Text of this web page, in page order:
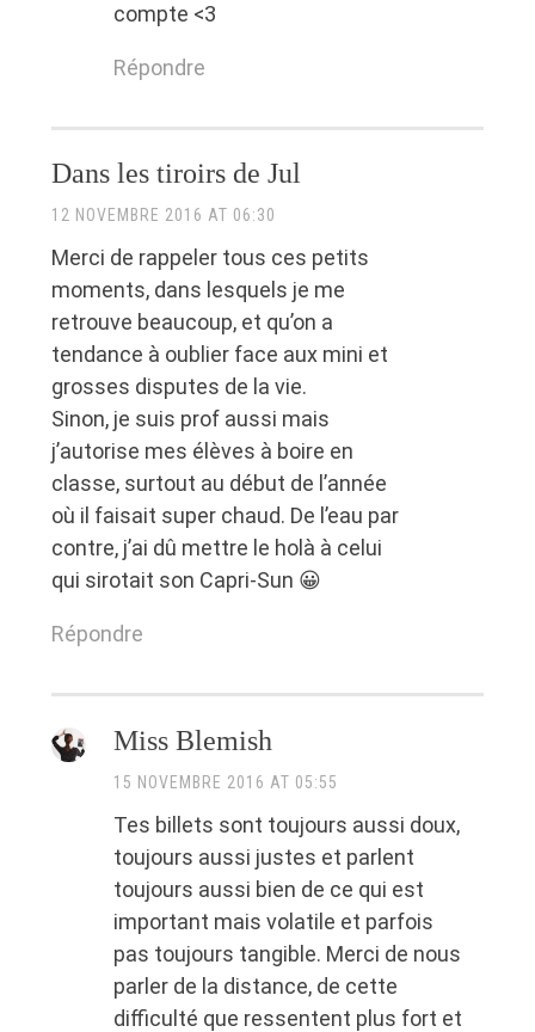
compte <3
Répondre
Dans les tiroirs de Jul
12 NOVEMBRE 2016 AT 06:30
Merci de rappeler tous ces petits
moments, dans lesquels je me
retrouve beaucoup, et qu’on a
tendance à oublier face aux mini et
grosses disputes de la vie.
Sinon, je suis prof aussi mais
j’autorise mes élèves à boire en
classe, surtout au début de l’année
où il faisait super chaud. De l’eau par
contre, j’ai dû mettre le holà à celui
qui sirotait son Capri-Sun 😀
Répondre
Miss Blemish
15 NOVEMBRE 2016 AT 05:55
Tes billets sont toujours aussi doux,
toujours aussi justes et parlent
toujours aussi bien de ce qui est
important mais volatile et parfois
pas toujours tangible. Merci de nous
parler de la distance, de cette
difficulté que ressentent plus fort et